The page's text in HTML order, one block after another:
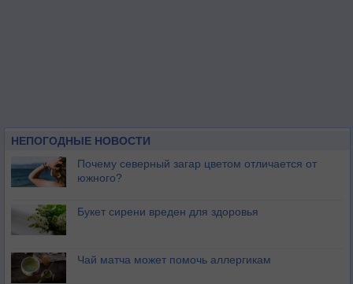
НЕПОГОДНЫЕ НОВОСТИ
Почему северный загар цветом отличается от
южного?
Букет сирени вреден для здоровья
Чай матча может помочь аллергикам